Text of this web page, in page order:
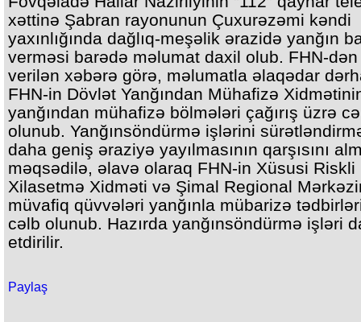
xəttinə Şabran rayonunun Çuxurəzəmi kəndi
yaxınlığında dağlıq-meşəlik ərazidə yanğın
verməsi barədə məlumat daxil olub. FHN-dən
verilən xəbərə görə, məlumatla əlaqədar
FHN-in Dövlət Yanğından Mühafizə
yanğından mühafizə bölmələri çağırış üzrə
olunub. Yanğınsöndürmə işlərini
daha geniş əraziyə yayılmasının qarşısını
məqsədilə, əlavə olaraq FHN-in Xüsusi Riskli
Xilasetmə Xidməti və Şimal Regional
müvafiq qüvvələri yanğınla mübarizə
cəlb olunub. Hazırda yanğınsöndürmə işləri
etdirilir.
Paylaş